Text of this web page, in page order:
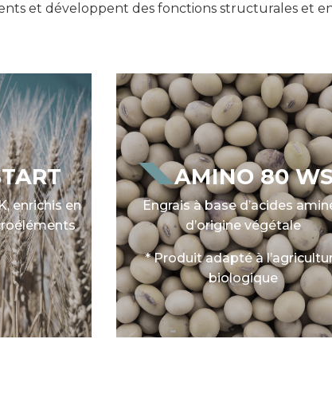
et développent des fonctions structurales et
enrichis en
AMINO 80
Engrais à base d’acides
d’origine végétale
* Produit adapté à
biologique